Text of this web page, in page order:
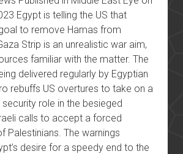
Egypt is telling the US that
to remove Hamas from
Strip is an unrealistic war aim,
familiar with the matter. The
delivered regularly by Egyptian
rebuffs US overtures to take on a
role in the besieged
calls to accept a forced
Palestinians. The warnings
desire for a speedy end to the